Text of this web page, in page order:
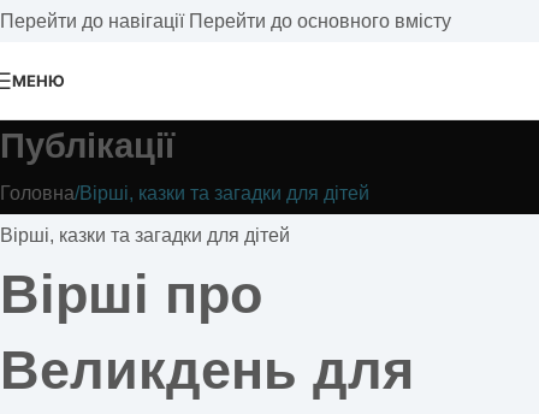
Перейти до навігації Перейти до основного вмісту
МЕНЮ
Публікації
Головна/Вірші, казки та загадки для дітей
Вірші, казки та загадки для дітей
Вірші про
Великдень для